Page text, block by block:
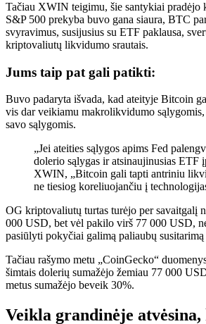
Tačiau XWIN teigimu, šie santykiai pradėjo
S&P 500 prekyba buvo gana siaura, BTC
svyravimus, susijusius su ETF paklausa,
kriptovaliutų likvidumo srautais.
Jums taip pat gali patikti:
Buvo padaryta išvada, kad ateityje Bitcoin
vis dar veikiamu makrolikvidumo
savo sąlygomis.
„Jei ateities sąlygos apims Fed
dolerio sąlygas ir atsinaujinusias ETF
XWIN, „Bitcoin gali tapti antriniu
ne tiesiog koreliuojančiu į
OG kriptovaliutų turtas turėjo per savaitgalį
000 USD, bet vėl pakilo virš 77 000 USD,
pasiūlyti pokyčiai galimą paliaubų
Tačiau rašymo metu „CoinGecko“
šimtais dolerių sumažėjo žemiau 77 000
metus sumažėjo beveik 30%.
Veikla grandinėje atvėsina,